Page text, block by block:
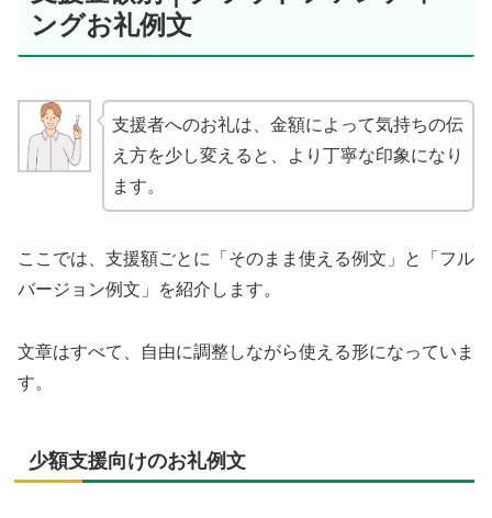
ングお礼例文
支援者へのお礼は、金額によって気持ちの伝
え方を少し変えると、より丁寧な印象になり
ます。
ここでは、支援額ごとに「そのまま使える例文」と「フル
バージョン例文」を紹介します。
文章はすべて、自由に調整しながら使える形になっていま
す。
少額支援向けのお礼例文